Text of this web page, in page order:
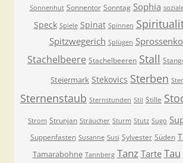
Sonnenhut Sonnentor Sonntag Sophia
Speck Spiele Spinat Spinnen
Spitzwegerich Splügen
Stachelbeere Stachelbeeren Stall
Steiermark Stekovics Sterben
Sternenstaub Sternstunden Stil Stille
Strom Strunjan Sträucher Sturm Stutz Sugo
Suppenfasten Susanne Susi Sylvester Süden
Tamarabohne Tannberg Tanz Tarte Tau